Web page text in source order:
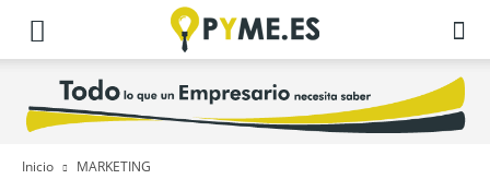
Inicio MARKETING